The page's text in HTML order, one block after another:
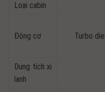
Loại cabin
Động cơ Turbo
Dung tích xi
lanh